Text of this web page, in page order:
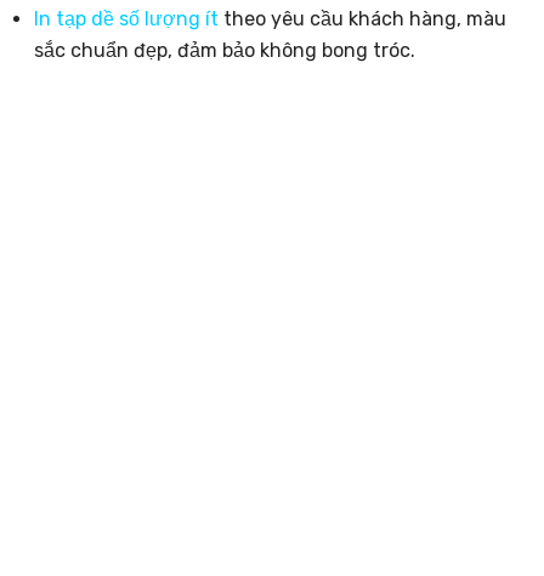
In tạp dề số lượng ít theo yêu cầu khách hàng, màu
sắc chuẩn đẹp, đảm bảo không bong tróc.